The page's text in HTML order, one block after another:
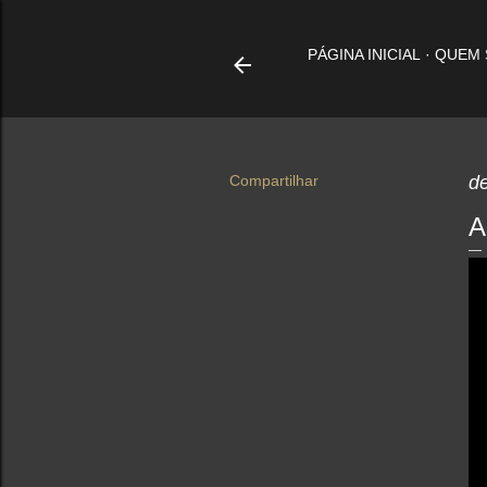
PÁGINA INICIAL QUEM
Compartilhar